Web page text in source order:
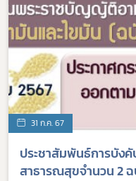
31 ก.ค. 67
ประชาสัมพันธ์การบังคั
สาธารณสุขจำนวน 2